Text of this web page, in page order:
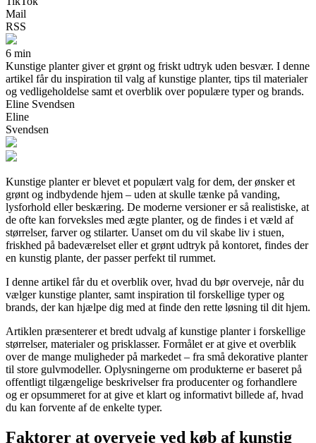
Mail
RSS
6 min
Kunstige planter giver et grønt og friskt udtryk uden besvær. I denne
artikel får du inspiration til valg af kunstige planter, tips til materialer
og vedligeholdelse samt et overblik over populære typer og brands.
Eline Svendsen
Eline
Svendsen
Kunstige planter er blevet et populært valg for dem, der ønsker et
grønt og indbydende hjem – uden at skulle tænke på vanding,
lysforhold eller beskæring. De moderne versioner er så realistiske, at
de ofte kan forveksles med ægte planter, og de findes i et væld af
størrelser, farver og stilarter. Uanset om du vil skabe liv i stuen,
friskhed på badeværelset eller et grønt udtryk på kontoret, findes der
en kunstig plante, der passer perfekt til rummet.
I denne artikel får du et overblik over, hvad du bør overveje, når du
vælger kunstige planter, samt inspiration til forskellige typer og
brands, der kan hjælpe dig med at finde den rette løsning til dit hjem.
Artiklen præsenterer et bredt udvalg af kunstige planter i forskellige
størrelser, materialer og prisklasser. Formålet er at give et overblik
over de mange muligheder på markedet – fra små dekorative planter
til store gulvmodeller. Oplysningerne om produkterne er baseret på
offentligt tilgængelige beskrivelser fra producenter og forhandlere
og er opsummeret for at give et klart og informativt billede af, hvad
du kan forvente af de enkelte typer.
Faktorer at overveje ved køb af kunstig